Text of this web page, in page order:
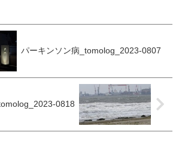
パーキンソン病_tomolog_2023-0807
0818